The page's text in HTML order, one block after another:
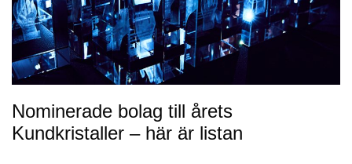
Nominerade bolag till årets
Kundkristaller – här är listan